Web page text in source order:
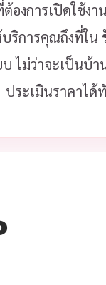
องการเปิดใช้งา
ริการคุณถึงที่ใน
ไม่ว่าจะเป็นบ้
ประเมินราคาได้